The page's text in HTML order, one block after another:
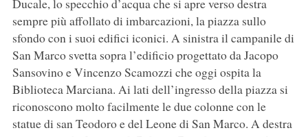
Ducale, lo specchio d’acqua che si apre verso destra
sempre più affollato di imbarcazioni, la piazza sullo
sfondo con i suoi edifici iconici. A sinistra il campanile di
San Marco svetta sopra l’edificio progettato da Jacopo
Sansovino e Vincenzo Scamozzi che oggi ospita la
Biblioteca Marciana. Ai lati dell’ingresso della piazza si
riconoscono molto facilmente le due colonne con le
statue di san Teodoro e del Leone di San Marco. A destra